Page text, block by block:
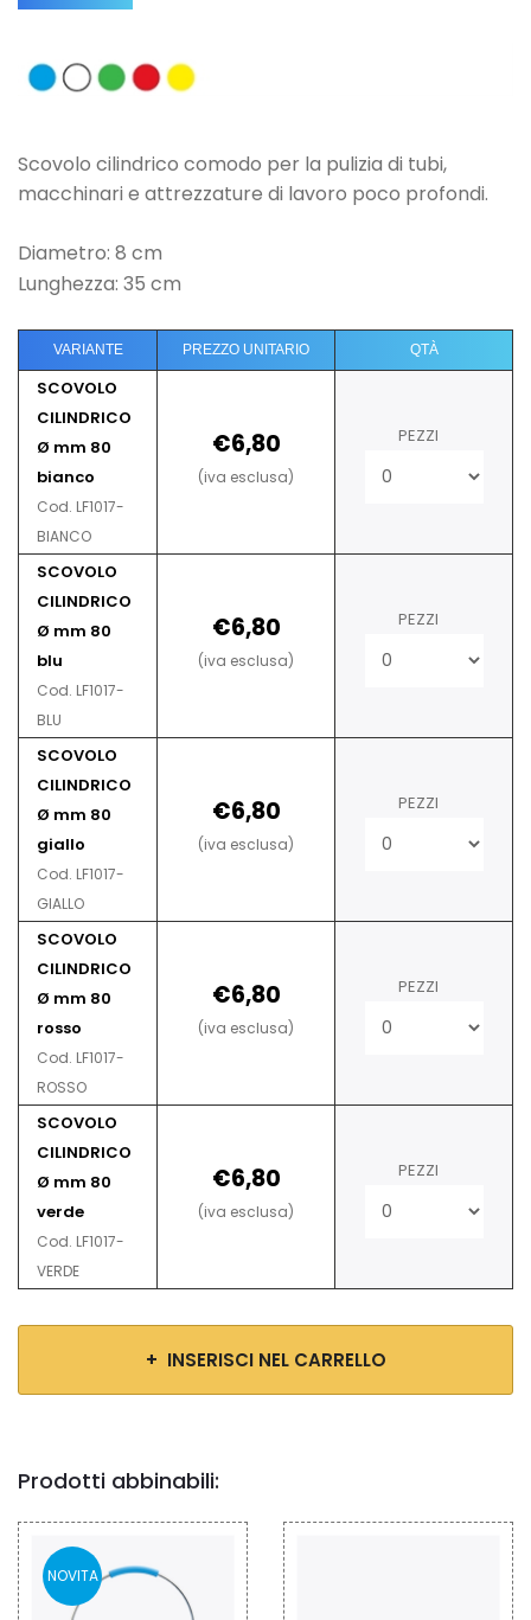
Scovolo cilindrico comodo per la pulizia di tubi,
macchinari e attrezzature di lavoro poco profondi.
Diametro: 8 cm
Lunghezza: 35 cm
VARIANTE PREZZO UNITARIO QTÀ
SCOVOLO
CILINDRICO
Ø mm 80
bianco
Cod. LF1017-
BIANCO
€6,80
(iva esclusa)
PEZZI
SCOVOLO
CILINDRICO
Ø mm 80
blu
Cod. LF1017-
BLU
€6,80
(iva esclusa)
PEZZI
SCOVOLO
CILINDRICO
Ø mm 80
giallo
Cod. LF1017-
GIALLO
€6,80
(iva esclusa)
PEZZI
SCOVOLO
CILINDRICO
Ø mm 80
rosso
Cod. LF1017-
ROSSO
€6,80
(iva esclusa)
PEZZI
SCOVOLO
CILINDRICO
Ø mm 80
verde
Cod. LF1017-
VERDE
€6,80
(iva esclusa)
PEZZI
+ INSERISCI NEL CARRELLO
Prodotti abbinabili: